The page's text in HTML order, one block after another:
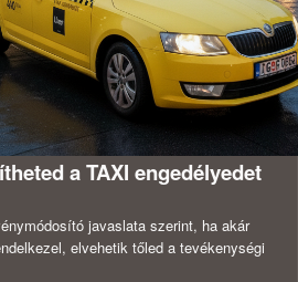
a TAXI engedélyedet
javaslata szerint, ha akár
elvehetik tőled a tevékenységi